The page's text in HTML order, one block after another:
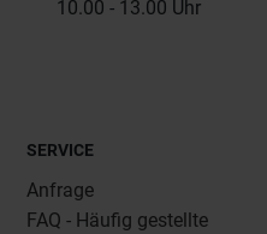
10.00 - 13.00 Uhr
SERVICE
Anfrage
FAQ - Häufig gestellte